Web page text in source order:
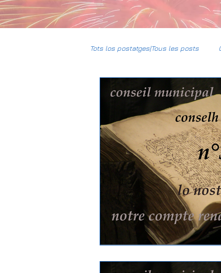
Tots los postatges|Tous les posts
HumUm Mun
Daniel-DPL Gravière
Climat Justice sociale
Association Foncière de
Elections | Eleccions Salies